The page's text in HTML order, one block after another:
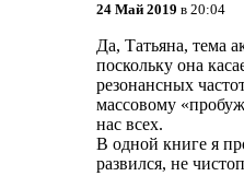
24 Май 2019 в 20:04
Да, Татьяна, тема
поскольку она
резонансных
массовому
нас всех.
В одной книге я
развился, не